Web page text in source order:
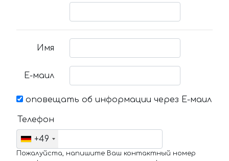
Имя
Е-маил
оповещать об информации через Е-маил
Телефон
+49
Пожалуйста, напишите Ваш контактный номер